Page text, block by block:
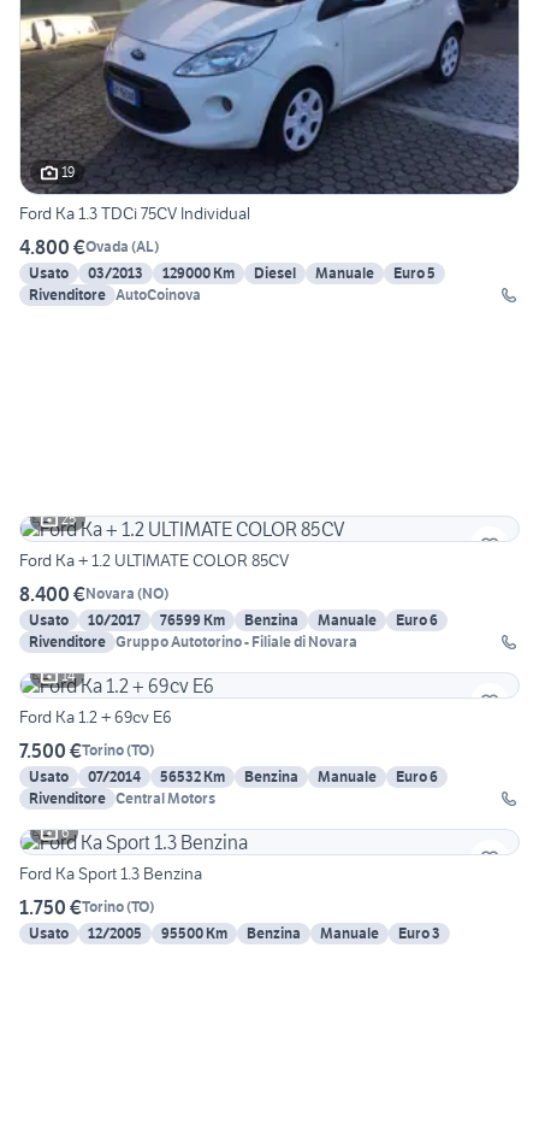
19
Ford Ka 1.3 TDCi 75CV Individual
4.800 €Ovada (AL)
Usato
03/2013 129000 Km Diesel Manuale
Euro 5
Rivenditore AutoCoinova
25
Ford Ka + 1.2 ULTIMATE COLOR 85CV
8.400 €Novara (NO)
Usato
10/2017 76599 Km Benzina Manuale
Euro 6
Rivenditore Gruppo Autotorino - Filiale di Novara
14
Ford Ka 1.2 + 69cv E6
7.500 €Torino(TO)
Usato
07/2014 56532 Km Benzina Manuale
Euro 6
Rivenditore Central Motors
6
Ford Ka Sport 1.3 Benzina
1.750 €Torino(TO)
Usato
12/2005 95500 Km Benzina Manuale Euro 3